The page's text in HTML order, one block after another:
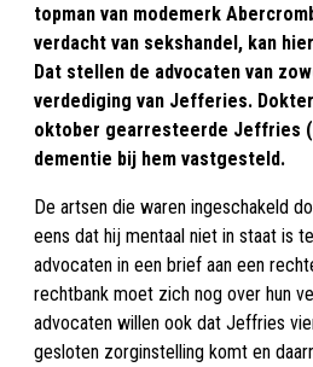
topman van modemerk
verdacht van sekshandel, kan
Dat stellen de advocaten van
verdediging van Jefferies.
oktober gearresteerde Jeffries
dementie bij hem vastgesteld.
De artsen die waren ingeschakeld
eens dat hij mentaal niet in staat is
advocaten in een brief aan een
rechtbank moet zich nog over hun
advocaten willen ook dat Jeffries
gesloten zorginstelling komt en